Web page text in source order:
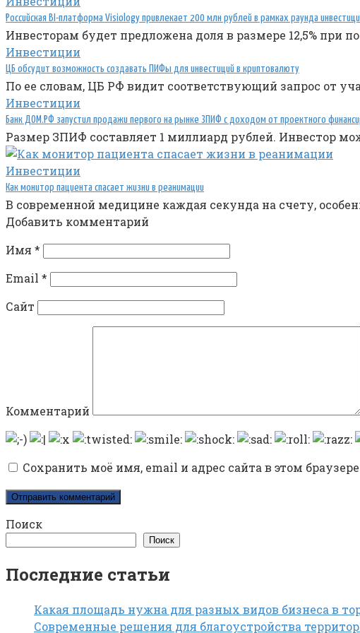
Российская BI-платформа Visiology привлекает 200 млн рублей в рамках раунда
Инвесторам будет предложена доля в размере 12,5% при
Инвестиции
ЦБ обсудит возможность создавать ПИФы для инвестиций в криптовалюту
По ее словам, ЦБ РФ видит соответствующий запрос от
Инвестиции
Банк ДОМ.РФ запустил продажи первого на рынке ЗПИФ с доходом от проектного
Размер ЗПИФ составляет 1 миллиард рублей. Инвестор
Инвестиции
Как монитор пациента спасает жизни в реанимации
В современной медицине каждая секунда на счету,
Добавить комментарий
Имя *
Email *
Сайт
Комментарий
Сохранить моё имя, email и адрес сайта в этом
Поиск
Поиск
Последние статьи
Какая площадь нужна для разных видов бизнеса в
Современные решения для благоустройства